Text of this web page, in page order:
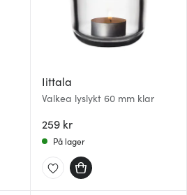
Iittala
Valkea lyslykt 60 mm klar
259 kr
På lager